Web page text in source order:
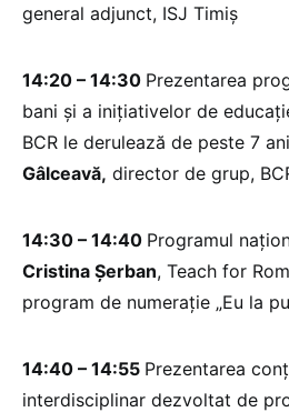
general adjunct, ISJ Timiș
14:20 – 14:30 Prezentarea
bani și a inițiativelor de
BCR le derulează de peste 7
Gâlceavă, director de grup,
14:30 – 14:40 Programul
Cristina Șerban, Teach for
program de numerație „Eu la
14:40 – 14:55 Prezentarea
interdisciplinar dezvoltat de